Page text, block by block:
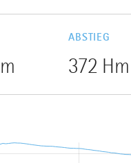
ABSTIEG
372 Hm